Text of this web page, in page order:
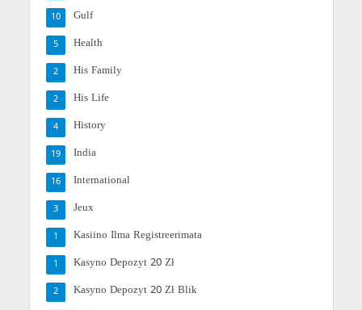
Gulf
10
Health
5
His Family
2
His Life
2
History
4
India
19
International
16
Jeux
3
Kasiino Ilma Registreerimata
1
Kasyno Depozyt 20 Zł
1
Kasyno Depozyt 20 Zł Blik
2